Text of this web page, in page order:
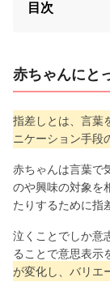
目次
赤ちゃんにと
指差しとは、言葉
ニケーション手段
赤ちゃんは言葉で
のや興味の対象を
たりするために指
泣くことでしか意
ることで意思表示
が変化し、バリエ